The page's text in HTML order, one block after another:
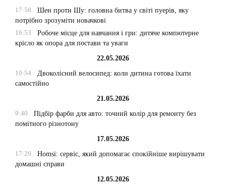
17:58
Шен проти Шу: головна битва у світі пуерів, яку
потрібно зрозуміти новачкові
16:53
Робоче місце для навчання і гри: дитяче компютерне
крісло як опора для постави та уваги
22.05.2026
10:54
Двоколісний велосипед: коли дитина готова їхати
самостійно
21.05.2026
9:40
Підбір фарби для авто: точний колір для ремонту без
помітного різнотону
17.05.2026
17:20
Homsi: сервіс, який допомагає спокійніше вирішувати
домашні справи
12.05.2026